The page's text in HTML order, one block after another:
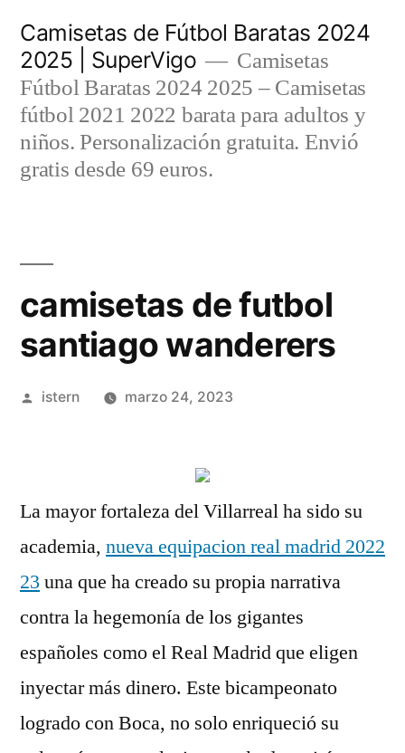
contenido
Camisetas de Fútbol Baratas 2024
2025 | SuperVigo
Camisetas
Fútbol Baratas 2024 2025 – Camisetas
fútbol 2021 2022 barata para adultos y
niños. Personalización gratuita. Envió
gratis desde 69 euros.
camisetas de futbol
santiago wanderers
Publicado
istern marzo 24, 2023
La mayor fortaleza del Villarreal ha sido su
academia, nueva equipacion real madrid 2022
23 una que ha creado su propia narrativa
contra la hegemonía de los gigantes
españoles como el Real Madrid que eligen
inyectar más dinero. Este bicampeonato
logrado con Boca, no solo enriqueció su